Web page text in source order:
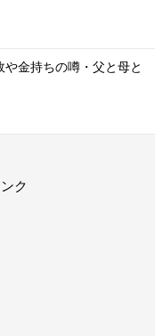
金持ちの噂・父と母と
ク